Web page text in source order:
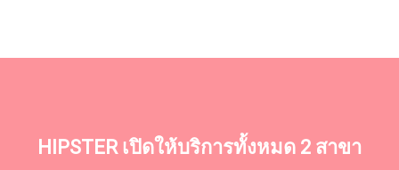
HIPSTER เปิดให้บริการทั้งหมด 2 สาขา